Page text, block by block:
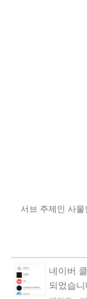
서브 주제인 사
네이버
되었습니